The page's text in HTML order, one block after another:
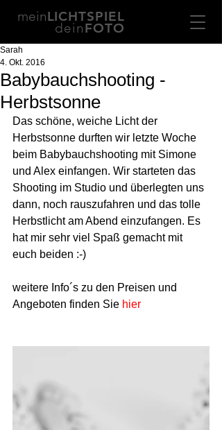
meinLICHTSPIEL
deinFOTO
Babybauchshooting -
Herbstsonne
Sarah
4. Okt. 2016
Das schöne, weiche Licht der
Herbstsonne durften wir letzte Woche
beim Babybauchshooting mit Simone
und Alex einfangen. Wir starteten das
Shooting im Studio und überlegten uns
dann, noch rauszufahren und das tolle
Herbstlicht am Abend einzufangen. Es
hat mir sehr viel Spaß gemacht mit
euch beiden :-)
weitere Info´s zu den Preisen und
Angeboten finden Sie hier